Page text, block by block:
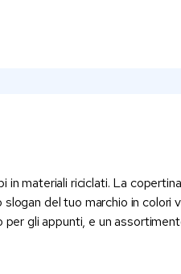
materiali riciclati. La
del tuo marchio in colori
gli appunti, e un